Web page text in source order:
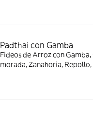
Padthai con Gamba
Fideos de Arroz con
morada, Zanahoria, Repollo,